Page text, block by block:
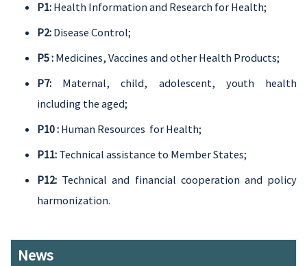
P1: Health Information and Research for Health;
P2: Disease Control;
P5 : Medicines, Vaccines and other Health Products;
P7: Maternal, child, adolescent, youth health
including the aged;
P10 : Human Resources for Health;
P11: Technical assistance to Member States;
P12: Technical and financial cooperation and policy
harmonization.
News